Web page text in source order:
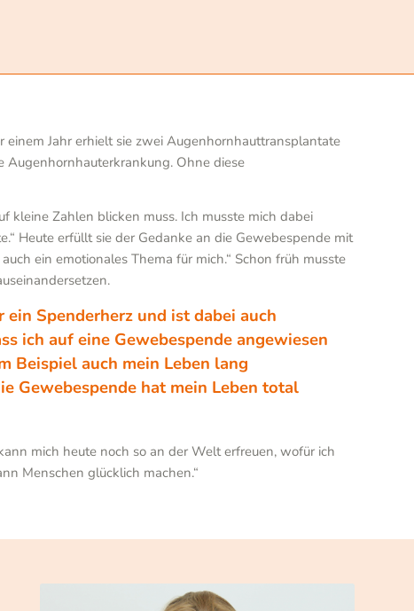
einem Jahr erhielt sie zwei Augenhornhauttransplantate
Augenhornhauterkrankung. Ohne diese
kleine Zahlen blicken muss. Ich musste mich dabei
Heute erfüllt sie der Gedanke an die Gewebespende mit
ein emotionales Thema für mich.“ Schon früh musste
Spenderherz und ist dabei auch
ich auf eine Gewebespende angewiesen
Beispiel auch mein Leben lang
Gewebespende hat mein Leben total
mich heute noch so an der Welt erfreuen, wofür ich
Menschen glücklich machen.“